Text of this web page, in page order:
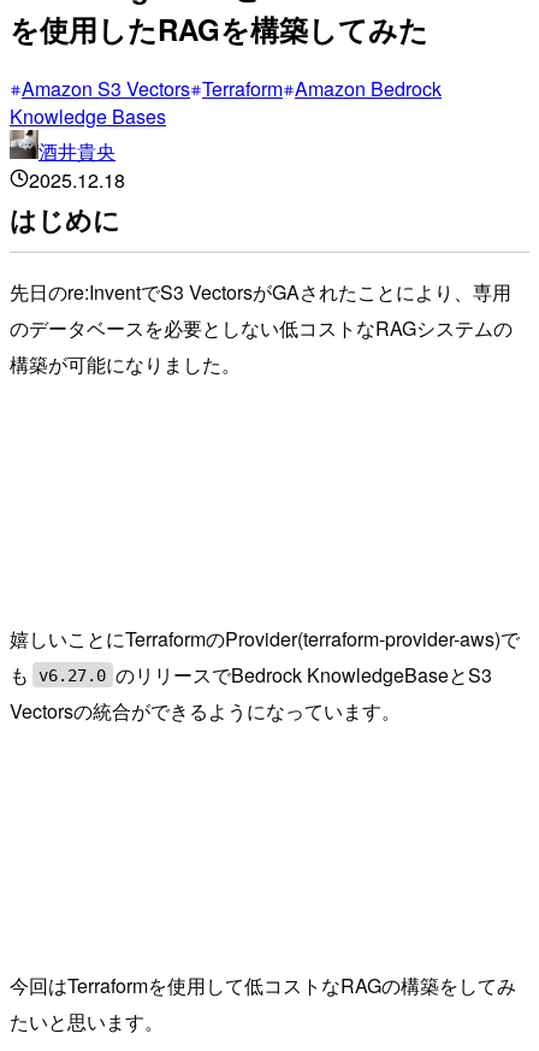
を使用したRAGを構築してみた
Amazon S3 Vectors Terraform Amazon Bedrock
Knowledge Bases
酒井貴央
2025.12.18
はじめに
先日のre:InventでS3 VectorsがGAされたことにより、専用
のデータベースを必要としない低コストなRAGシステムの
構築が可能になりました。
嬉しいことにTerraformのProvider(terraform-provider-aws)で
も
v6.27.0 のリリースでBedrock KnowledgeBaseとS3
Vectorsの統合ができるようになっています。
今回はTerraformを使用して低コストなRAGの構築をしてみ
たいと思います。